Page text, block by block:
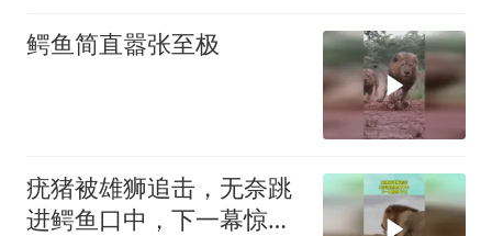
鳄鱼简直嚣张至极
疣猪被雄狮追击，无奈跳
进鳄鱼口中，下一幕惊掉